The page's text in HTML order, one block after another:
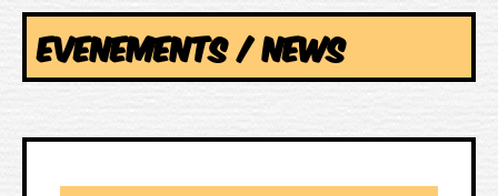
EVENEMENTS / NEWS